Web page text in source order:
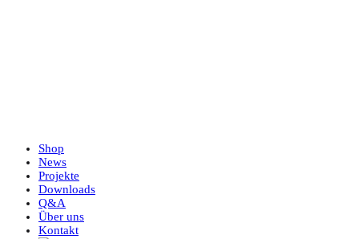
Shop
News
Projekte
Downloads
Q&A
Über uns
Kontakt